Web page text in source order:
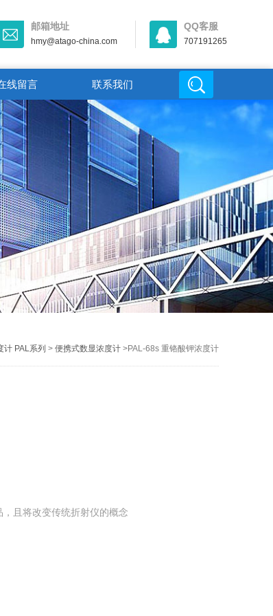
邮箱地址
hmy@atago-china.com
QQ客服
707191265
线留言 联系我们
计 PAL系列 > 便携式数显浓度计>PAL-68s 重铬酸钾浓度计
且将改变传统折射仪的概念